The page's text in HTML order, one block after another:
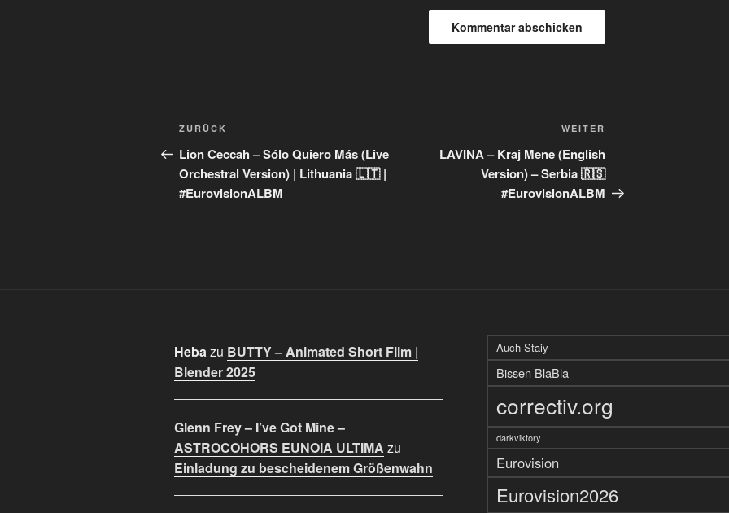
Beitragsnavigation
Vorheriger
Beitrag
ZURÜCK
Lion Ceccah – Sólo Quiero Más (Live
Orchestral Version) | Lithuania 🇱🇹 |
#EurovisionALBM
WEITER
LAVINA – Kraj Mene (English
Version) – Serbia 🇷🇸
#EurovisionALBM
Hebazu BUTTY – Animated Short Film |
Blender 2025
Glenn Frey – I’ve Got Mine –
ASTROCOHORS EUNOIA ULTIMA zu
Einladung zu bescheidenem Größenwahn
Auch Staiy
Bissen BlaBla
correctiv.org
darkviktory
Eurovision
Eurovision2026